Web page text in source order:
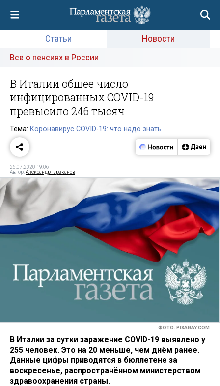
Статьи
Новости
Все о пенсиях в России
В Италии общее число
инфицированных COVID-19
превысило 246 тысяч
Тема: Коронавирус COVID-19: что надо знать
26.07.2020 19:06
Автор:Александр Тараканов
ФОТО: PIXABAY.COM
В Италии за сутки заражение COVID-19 выявлено у
255 человек. Это на 20 меньше, чем днём ранее.
Данные цифры приводятся в бюллетене за
воскресенье, распространённом министерством
здравоохранения страны.